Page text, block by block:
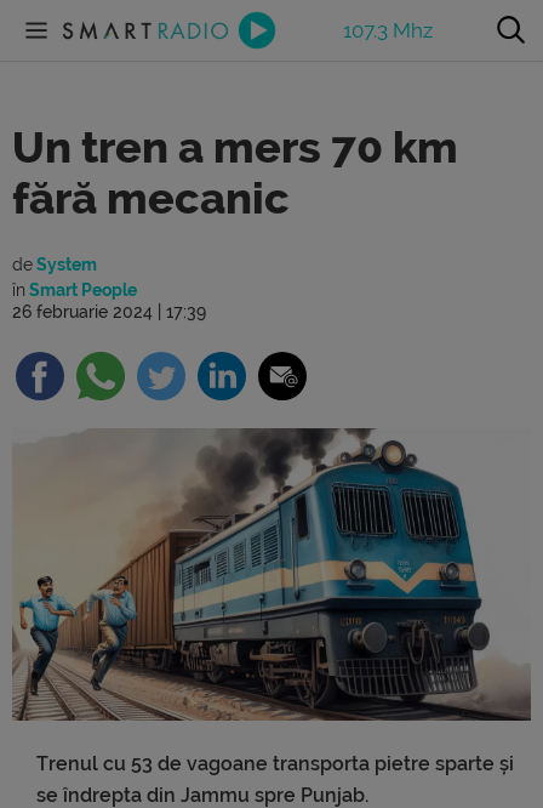
107.3 Mhz
Un tren a mers 70 km
fără mecanic
deSystem
în Smart People
26 februarie 2024 | 17:39
Trenul cu 53 de vagoane transporta pietre sparte și
se îndrepta din Jammu spre Punjab.